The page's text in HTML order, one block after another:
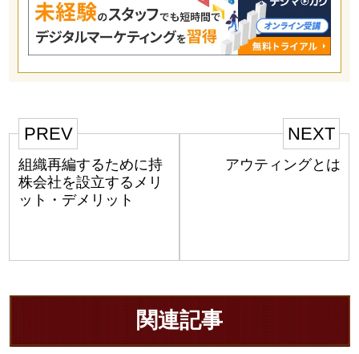
PREV
組織再編するために持
株会社を設立するメリ
ット・デメリット
NEXT
アウティングとは
関連記事